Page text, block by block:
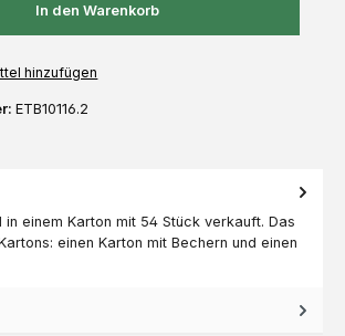
In den Warenkorb
hinzufügen
ETB10116.2
in einem Karton mit 54 Stück verkauft. Das
einen Karton mit Bechern und einen